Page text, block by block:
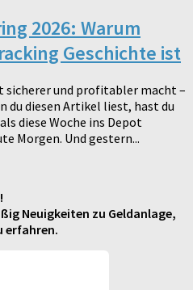
2026: Warum
Geschichte ist
sicherer und profitabler macht –
du diesen Artikel liest, hast du
diese Woche ins Depot
Morgen. Und gestern...
Neuigkeiten zu Geldanlage,
erfahren.